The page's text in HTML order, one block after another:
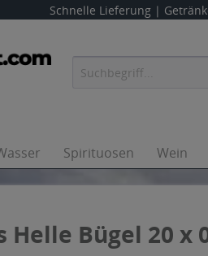
Schnelle Lieferung |
Spirituosen Wein
Helle Bügel 20 x